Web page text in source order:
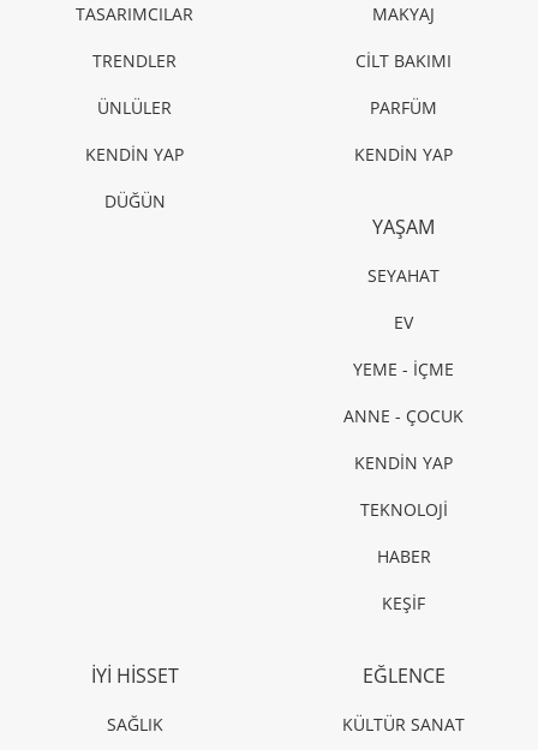
TASARIMCILAR
TRENDLER
ÜNLÜLER
KENDİN YAP
DÜĞÜN
MAKYAJ
CİLT BAKIMI
PARFÜM
KENDİN YAP
YAŞAM
SEYAHAT
EV
YEME - İÇME
ANNE - ÇOCUK
KENDİN YAP
TEKNOLOJİ
HABER
KEŞİF
İYİ HİSSET
SAĞLIK
EĞLENCE
KÜLTÜR SANAT